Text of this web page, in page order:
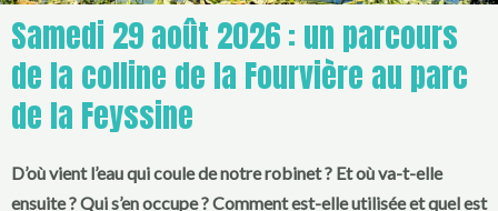
Samedi 29 août 2026 : un parcours
de la colline de la Fourvière au parc
de la Feyssine
D’où vient l’eau qui coule de notre robinet ? Et où va-t-elle
ensuite ? Qui s’en occupe ? Comment est-elle utilisée et quel est